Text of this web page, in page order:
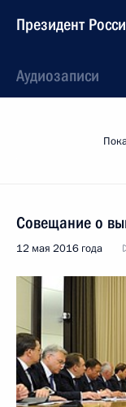
Президент
Аудиозаписи
Совещание о
12 мая 2016 года